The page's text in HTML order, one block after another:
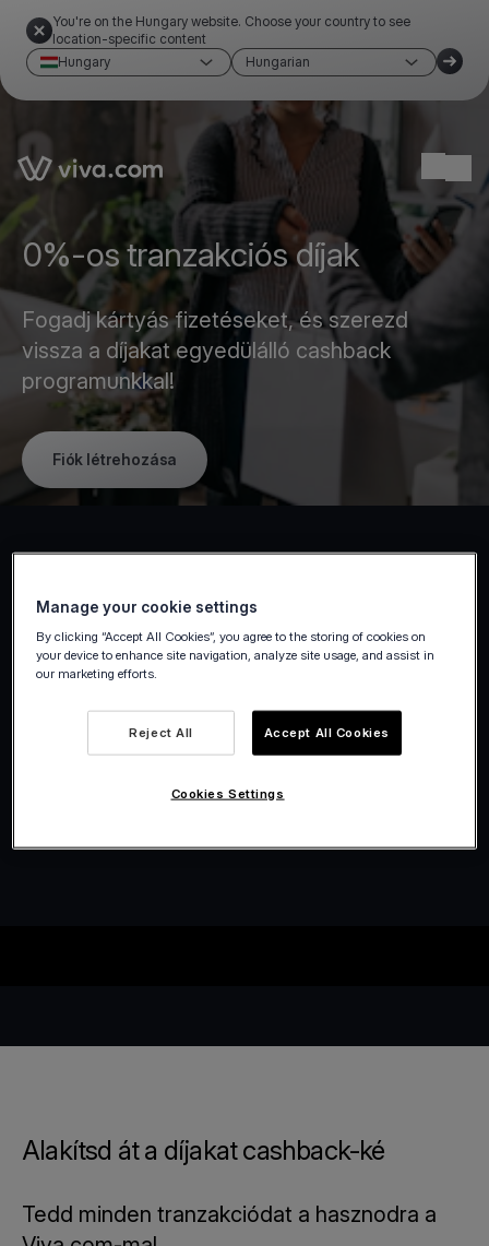
You're on the Hungary website. Choose your country to see
location-specific content
Hungary
Hungarian
Link to the homepage
0%-os tranzakciós díjak
Fogadj kártyás fizetéseket, és szerezd
vissza a díjakat egyedülálló cashback
programunkkal!
Fiók létrehozása
Alakítsd át a díjakat cashback-ké
Tedd minden tranzakciódat a hasznodra a
Manage your cookie settings
By clicking “Accept All Cookies”, you agree to the storing of cookies on
your device to enhance site navigation, analyze site usage, and assist in
our marketing efforts.
Reject All Accept All Cookies
Cookies Settings